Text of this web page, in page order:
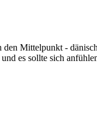
Mittelpunkt -
es sollte sich